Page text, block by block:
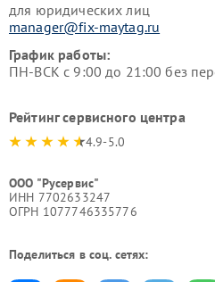
для юридических лиц
manager@fix-maytag.ru
График работы:
ПН-ВСК с 9:00 до 21:00 без
Рейтинг сервисного центра
4.9-5.0
ООО "Русервис"
ИНН 7702633247
ОГРН 1077746335776
Поделиться в соц. сетях: